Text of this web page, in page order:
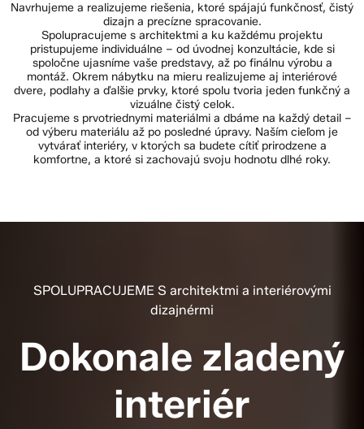
Navrhujeme a realizujeme riešenia, ktoré spájajú funkčnosť, čistý
dizajn a precízne spracovanie.
Spolupracujeme s architektmi a ku každému projektu
pristupujeme individuálne – od úvodnej konzultácie, kde si
spoločne ujasníme vaše predstavy, až po finálnu výrobu a
montáž. Okrem nábytku na mieru realizujeme aj interiérové
dvere, podlahy a ďalšie prvky, ktoré spolu tvoria jeden funkčný a
vizuálne čistý celok.
Pracujeme s prvotriednymi materiálmi a dbáme na každý detail –
od výberu materiálu až po posledné úpravy. Naším cieľom je
vytvárať interiéry, v ktorých sa budete cítiť prirodzene a
komfortne, a ktoré si zachovajú svoju hodnotu dlhé roky.
SPOLUPRACUJEME S architektmi a interiérovými
dizajnérmi
Dokonale zladený
interiér